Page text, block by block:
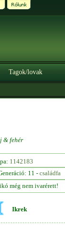
Tagok/lovak
& fehér
1142183
11 - családfa
még nem ivarérett!
Ikrek